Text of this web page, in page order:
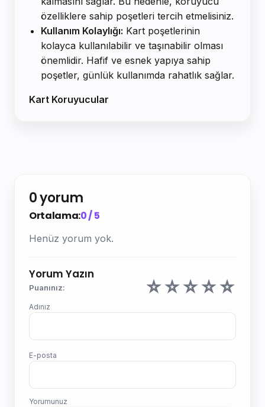
özelliklere sahip poşetleri tercih etmelisiniz.
Kullanım Kolaylığı: Kart poşetlerinin
kolayca kullanılabilir ve taşınabilir olması
önemlidir. Hafif ve esnek yapıya sahip
poşetler, günlük kullanımda rahatlık sağlar.
Kart Koruyucular
0 yorum
Ortalama:0 / 5
Henüz yorum yok.
Yorum Yazın
Puanınız: ☆☆☆☆☆
Adınız
E-posta
Yorumunuz